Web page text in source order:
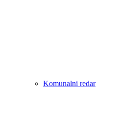
Komunalni redar